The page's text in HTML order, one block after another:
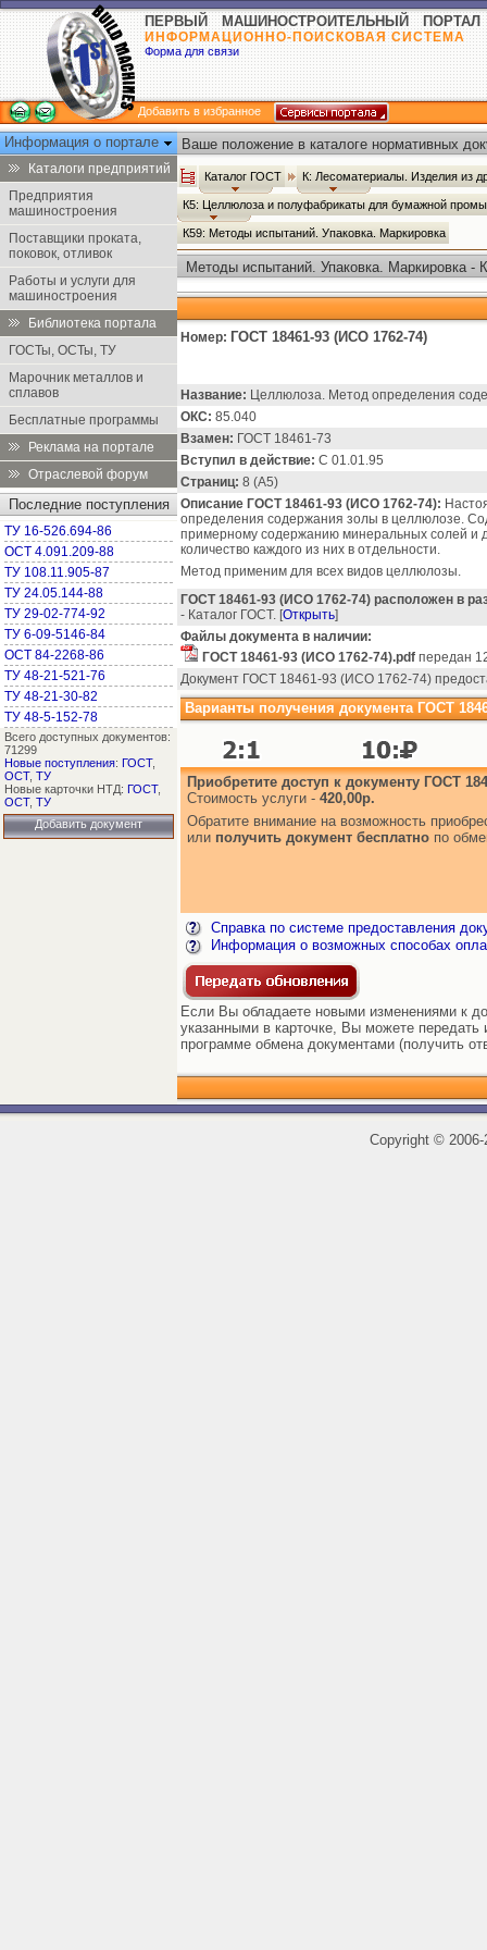
ПЕРВЫЙ МАШИНОСТРОИТЕЛЬНЫЙ ПОРТАЛ
ИНФОРМАЦИОННО-ПОИСКОВАЯ СИСТЕМА
Форма для связи
Добавить в избранное
Информация о портале
Каталоги предприятий
Предприятия
машиностроения
Поставщики проката,
поковок, отливок
Работы и услуги для
машиностроения
Библиотека портала
ГОСТы, ОСТы, ТУ
Марочник металлов и
сплавов
Бесплатные программы
Реклама на портале
Отраслевой форум
Последние поступления
ТУ 16-526.694-86
ОСТ 4.091.209-88
ТУ 108.11.905-87
ТУ 24.05.144-88
ТУ 29-02-774-92
ТУ 6-09-5146-84
ОСТ 84-2268-86
ТУ 48-21-521-76
ТУ 48-21-30-82
ТУ 48-5-152-78
Всего доступных документов:
71299
Новые поступления: ГОСТ,
ОСТ, ТУ
Новые карточки НТД: ГОСТ,
ОСТ, ТУ
Добавить документ
Ваше положение в каталоге нормативных
Каталог ГОСТ К: Лесоматериалы. Изделия из
К5: Целлюлоза и полуфабрикаты для бумажной
К59: Методы испытаний. Упаковка. Маркировка
Методы испытаний. Упаковка. Маркировка -
Номер: ГОСТ 18461-93 (ИСО 1762-74)
Название: Целлюлоза. Метод определения
ОКС: 85.040
Взамен: ГОСТ 18461-73
Вступил в действие: С 01.01.95
Страниц: 8 (А5)
Описание ГОСТ 18461-93 (ИСО 1762-74):
определения содержания золы в целлюлозе.
примерному содержанию минеральных солей и
количество каждого из них в отдельности.
Метод применим для всех видов целлюлозы.
ГОСТ 18461-93 (ИСО 1762-74) расположен в
- Каталог ГОСТ. [Открыть]
Файлы документа в наличии:
ГОСТ 18461-93 (ИСО 1762-74).pdf передан
Документ ГОСТ 18461-93 (ИСО 1762-74)
Варианты получения документа ГОСТ
Приобретите доступ к документу ГОСТ
Стоимость услуги - 420,00р.
Обратите внимание на возможность
или получить документ бесплатно по
Справка по системе предоставления
Информация о возможных способах
Если Вы обладаете новыми изменениями к
указанными в карточке, Вы можете передать
программе обмена документами (получить
Copyright ©